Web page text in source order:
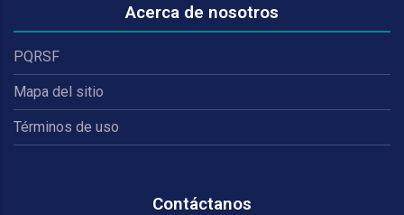
Acerca de nosotros
PQRSF
Mapa del sitio
Términos de uso
Contáctanos